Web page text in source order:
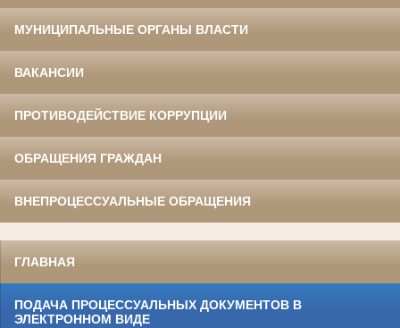
МУНИЦИПАЛЬНЫЕ ОРГАНЫ ВЛАСТИ
ВАКАНСИИ
ПРОТИВОДЕЙСТВИЕ КОРРУПЦИИ
ОБРАЩЕНИЯ ГРАЖДАН
ВНЕПРОЦЕССУАЛЬНЫЕ ОБРАЩЕНИЯ
ГЛАВНАЯ
ПОДАЧА ПРОЦЕССУАЛЬНЫХ ДОКУМЕНТОВ В
ЭЛЕКТРОННОМ ВИДЕ